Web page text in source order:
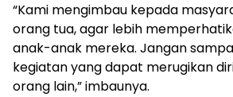
“Kami mengimbau kepada
orang tua, agar lebih
anak-anak mereka. Jangan
kegiatan yang dapat merugikan
orang lain,” imbaunya.